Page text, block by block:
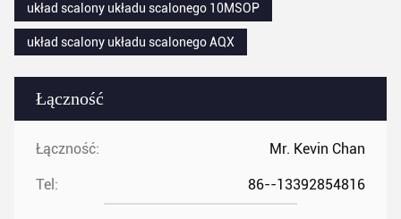
Łączność
Łączność: Mr. Kevin Chan
Tel: 86--13392854816
układ scalony układu scalonego 10MSOP
układ scalony układu scalonego AQX